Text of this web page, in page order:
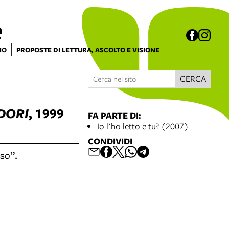
PROPOSTE DI LETTURA, ASCOLTO E VISIONE
CERCA
, 1999
FA PARTE DI:
Io l'ho letto e tu? (2007)
CONDIVIDI